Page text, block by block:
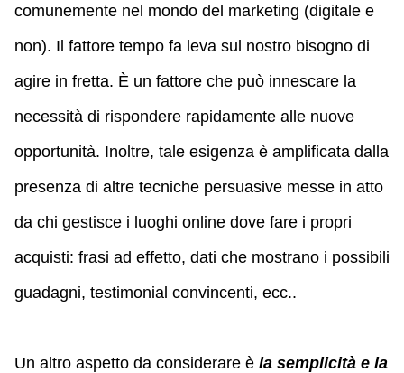
comunemente nel mondo del marketing (digitale e
non). Il fattore tempo fa leva sul nostro bisogno di
agire in fretta. È un fattore che può innescare la
necessità di rispondere rapidamente alle nuove
opportunità. Inoltre, tale esigenza è amplificata dalla
presenza di altre tecniche persuasive messe in atto
da chi gestisce i luoghi online dove fare i propri
acquisti: frasi ad effetto, dati che mostrano i possibili
guadagni, testimonial convincenti, ecc..
Un altro aspetto da considerare è la semplicità e la